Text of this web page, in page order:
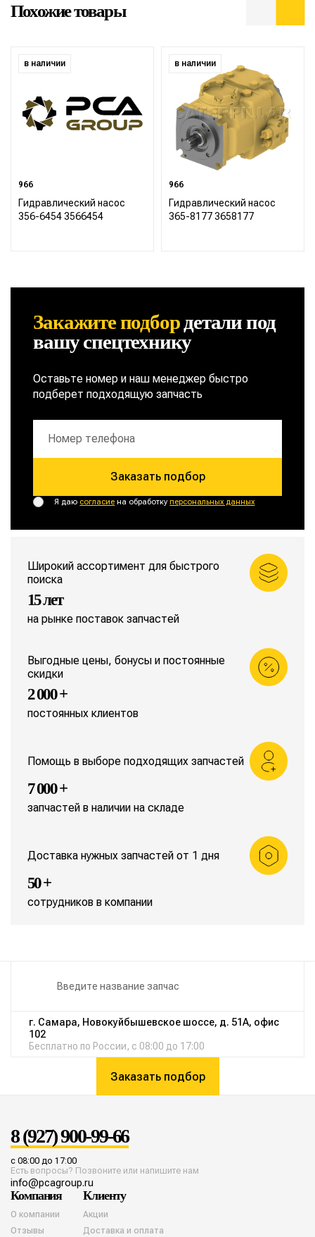
Похожие товары
в наличии
966
Гидравлический насос
356-6454 3566454
в наличии
966
Гидравлический насос
365-8177 3658177
Закажите подбордеталипод
вашу спецтехнику
Оставьте номер и наш менеджер быстро
подберет подходящую запчасть
Заказать подбор
Я даю согласие на обработкуперсональных данных
Широкий ассортимент для быстрого
поиска
15 лет
на рынке поставок запчастей
Выгодные цены, бонусы и постоянные
скидки
2 000 +
постоянных клиентов
Помощь в выборе подходящих запчастей
7 000 +
запчастей в наличии на складе
Доставка нужных запчастей от 1 дня
50 +
сотрудников в компании
г. Самара, Новокуйбышевское шоссе, д. 51А, офис
102
Бесплатно по России, с 08:00 до 17:00
Заказать подбор
8 (927) 900-99-66
с 08:00 до 17:00
Есть вопросы? Позвоните или напишите нам
info@pcagroup.ru
Компания
О компании
Отзывы
Клиенту
Акции
Доставка и оплата